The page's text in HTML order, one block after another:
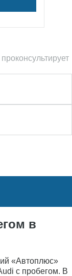
в
«Автоплюс»
с пробегом. В